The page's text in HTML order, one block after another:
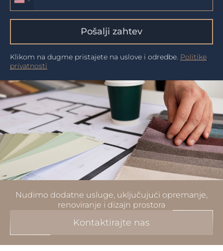
Pošalji zahtev
Klikom na dugme pristajete na uslove i odredbe. Politike
privatnosti
Nudimo dodatne usluge, uključujući opremanje,
renoviranje i dizajn prostora
Kontaktirajte nas